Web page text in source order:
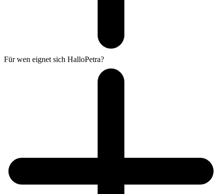
Für wen eignet sich HalloPetra?